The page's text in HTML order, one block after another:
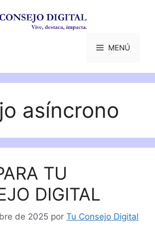
MENÚ
asíncrono
TU
DIGITAL
de 2025 por Tu Consejo Digital